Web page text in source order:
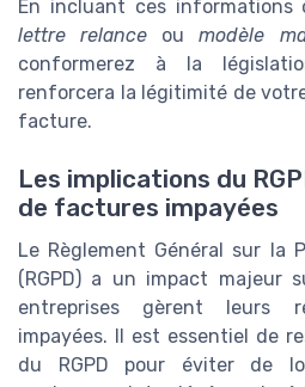
En incluant ces informations
lettre relance oumodèle
conformerez à la
renforcera la légitimité de
facture.
Les implications du
de factures impayées
Le Règlement Général sur la
(RGPD) a un impact majeur
entreprises gèrent leurs
impayées. Il est essentiel de
du RGPD pour éviter de